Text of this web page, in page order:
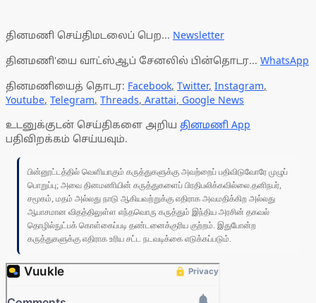
தினமணி செய்திமடலைப் பெற... Newsletter
தினமணி'யை வாட்ஸ்ஆப் சேனலில் பின்தொடர... WhatsApp
தினமணியைத் தொடர: Facebook, Twitter, Instagram,
Youtube, Telegram, Threads, Arattai, Google News
உடனுக்குடன் செய்திகளை அறிய தினமணி App
பதிவிறக்கம் செய்யவும்.
பின்னூட்டத்தில் வெளியாகும் கருத்துகளுக்கு அவற்றைப் பதிவிடுவோரே முழுப்
பொறுப்பு; அவை தினமணியின் கருத்துகளைப் பிரதிபலிக்கவில்லை.தனிநபர்,
சமூகம், மதம் அல்லது நாடு ஆகியவற்றுக்கு எதிராக அவமதிக்கிற அல்லது
ஆபாசமான விதத்திலுள்ள எந்தவொரு கருத்தும் இந்திய அரசின் தகவல்
தொழில்நுட்பக் கொள்கைப்படி தண்டனைக்குரிய குற்றம். இதுபோன்ற
கருத்துகளுக்கு எதிராக உரிய சட்ட நடவடிக்கை எடுக்கப்படும்.